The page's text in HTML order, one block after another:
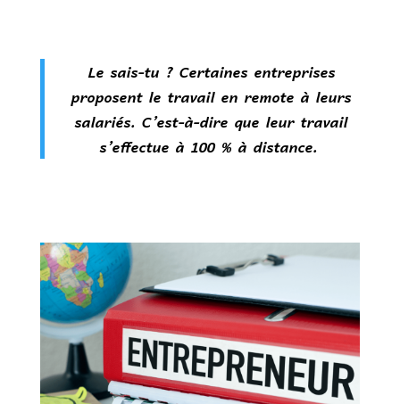
Le sais-tu ? Certaines entreprises
proposent le travail en remote à leurs
salariés. C’est-à-dire que leur travail
s’effectue à 100 % à distance.